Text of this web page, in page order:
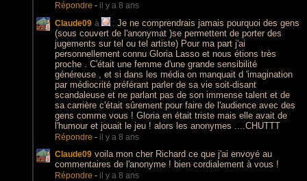
Répondre - il y a 8 ans
Claude09 à : Je ne comprendrais jamais pourquoi des gens
(sous couvert de l'anonymat )se permettent de porter des
jugements sur tel ou tel artiste) Pour ma part j'ai
personnellement connu Gloria Lasso et nous étions très
proche . C'était une femme d'une grande sensibilité
généreuse , et si dans les média on manquait d 'imagination
par médiocrité préférant parler de sa vie soit-disant
scandaleuse et ne parlant pas de son immense talent et de
sa carrière c'était sûrement pour faire de l'audience avec des
gens comme vous ! Gloria en était triste mais elle avait de
l'humour et jouait le jeu ! alors les anonymes ....CHUTTT
Répondre - il y a 8 ans
Claude09 voila mon cher Richard ce que j'ai envoyé au
commentaires de l'anonyme ! bien cordialement à vous !
Répondre - il y a 8 ans